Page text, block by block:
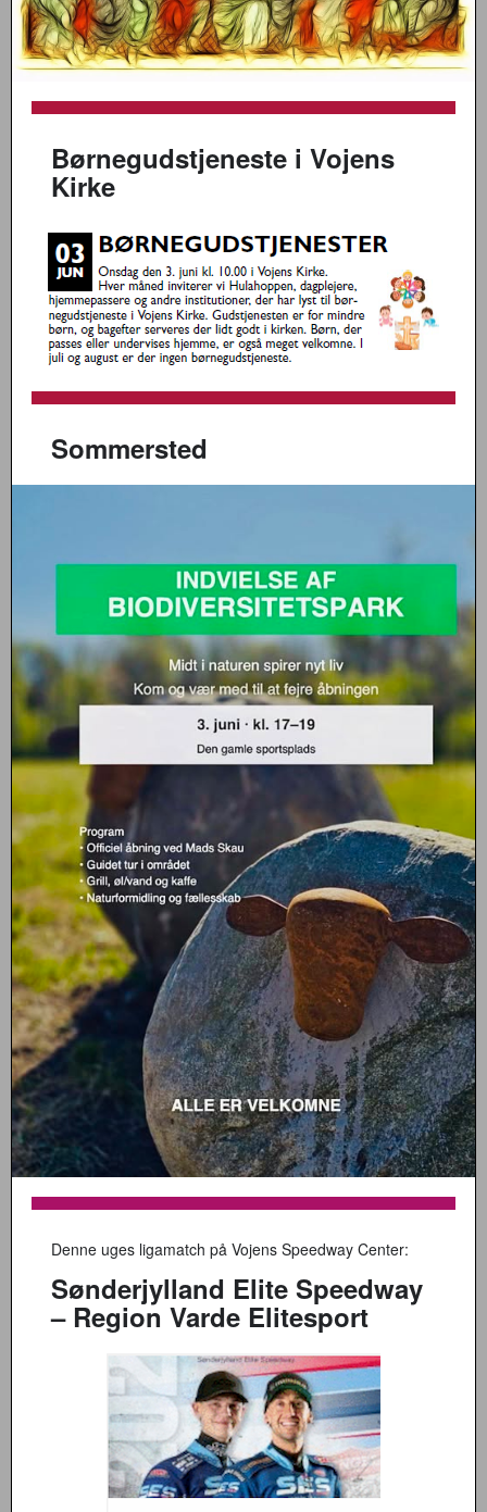
Børnegudstjeneste i Vojens
Kirke
Sommersted
Denne uges ligamatch på Vojens Speedway Center:
Sønderjylland Elite Speedway
– Region Varde Elitesport